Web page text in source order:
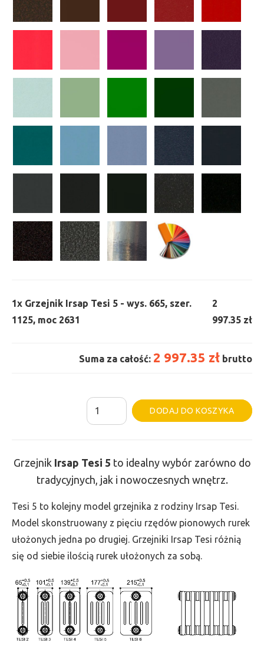
1x Grzejnik Irsap Tesi 5 - wys. 665, szer.
1125, moc 2631
2
997.35 zł
Suma za całość: 2 997.35 zł brutto
ilość
Grzejnik
-
wys.
665,
szer.
1125,
2631
DODAJ DO KOSZYKA
Grzejnik Irsap Tesi 5 to idealny wybór zarówno do
tradycyjnych, jak i nowoczesnych wnętrz.
Tesi 5 to kolejny model grzejnika z rodziny Irsap Tesi.
Model skonstruowany z pięciu rzędów pionowych rurek
ułożonych jedna po drugiej. Grzejniki Irsap Tesi różnią
się od siebie ilością rurek ułożonych za sobą.